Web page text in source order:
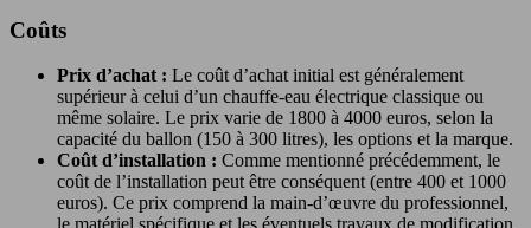
Coûts
Prix d’achat : Le coût d’achat initial est généralement
supérieur à celui d’un chauffe-eau électrique classique ou
même solaire. Le prix varie de 1800 à 4000 euros, selon la
capacité du ballon (150 à 300 litres), les options et la marque.
Coût d’installation : Comme mentionné précédemment, le
coût de l’installation peut être conséquent (entre 400 et 1000
euros). Ce prix comprend la main-d’œuvre du professionnel,